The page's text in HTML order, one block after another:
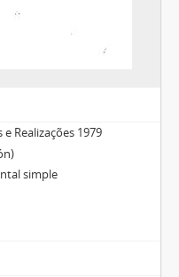
e Realizações 1979
simple